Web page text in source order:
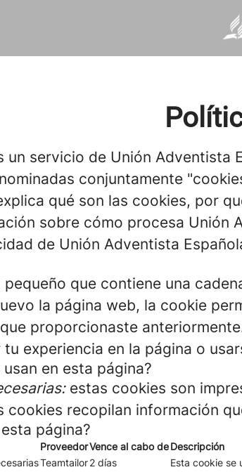
un servicio de Unión Adventista
conjuntamente
qué son las cookies, por
sobre cómo procesa Unión
de Unión Adventista
que contiene una
la página web, la cookie
proporcionaste
experiencia en la página o
en esta página?
estas cookies son
cookies recopilan información
página?
ProveedorVence al cabo deDescripción
Teamtailor2 días
Esta cookie se